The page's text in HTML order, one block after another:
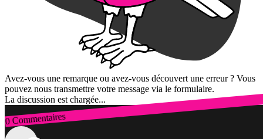
Avez-vous une remarque ou avez-vous découvert une erreur ? Vous
pouvez nous transmettre votre message via le formulaire.
La discussion est chargée...
0 Commentaires
Connexion